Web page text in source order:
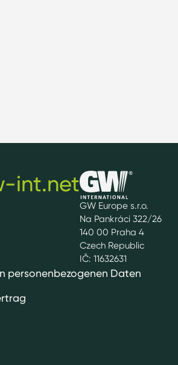
GW Europe s.r.o.
Na Pankráci 322/26
140 00 Praha 4
Czech Republic
IČ: 11632631
personenbezogenen Daten
int.net